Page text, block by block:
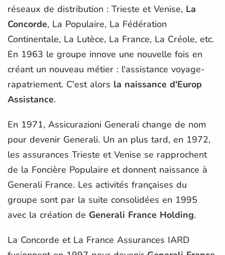
réseaux de distribution : Trieste et Venise, La
Concorde, La Populaire, La Fédération
Continentale, La Lutèce, La France, La Créole, etc.
En 1963 le groupe innove une nouvelle fois en
créant un nouveau métier : l'assistance voyage-
rapatriement. C'est alors la naissance d'Europ
Assistance.
En 1971, Assicurazioni Generali change de nom
pour devenir Generali. Un an plus tard, en 1972,
les assurances Trieste et Venise se rapprochent
de la Foncière Populaire et donnent naissance à
Generali France. Les activités françaises du
groupe sont par la suite consolidées en 1995
avec la création de Generali France Holding.
La Concorde et La France Assurances IARD